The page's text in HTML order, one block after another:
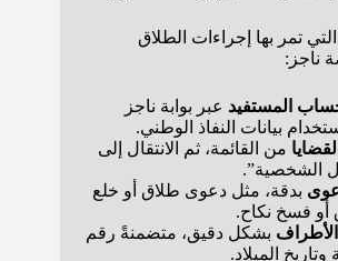
تمر بها إجراءات الطلاق
ناجز:
المستفيد عبر بوابة ناجز
بيانات النفاذ الوطني.
من القائمة، ثم الانتقال إلى
الشخصية”.
بدقة، مثل دعوى طلاق أو خلع
أو فسخ نكاح.
الأطراف بشكل دقيق، متضمنةً رقم
وتاريخ الميلاد.